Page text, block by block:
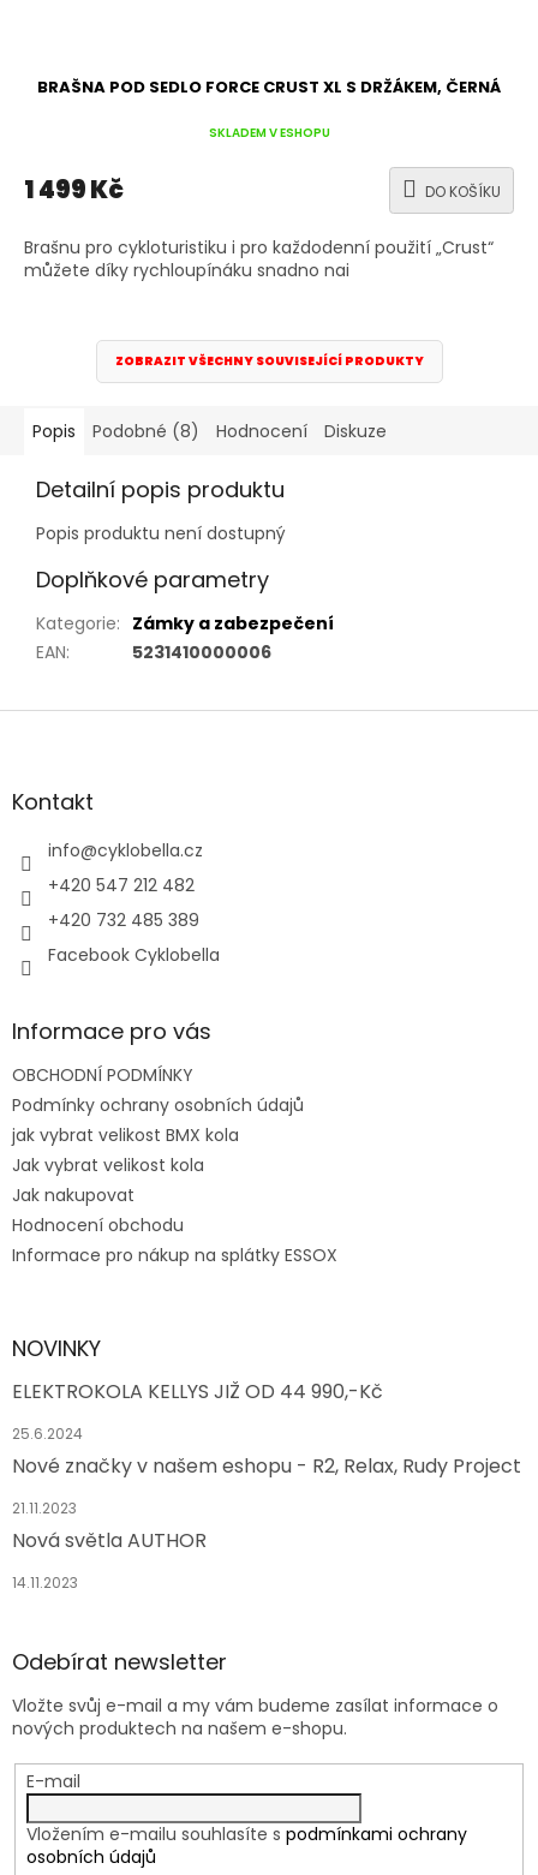
BRAŠNA POD SEDLO FORCE CRUST XL S DRŽÁKEM, ČERNÁ
SKLADEM V ESHOPU
1 499 Kč DO KOŠÍKU
Brašnu pro cykloturistiku i pro každodenní použití „Crust“
můžete díky rychloupínáku snadno nai
ZOBRAZIT VŠECHNY SOUVISEJÍCÍ PRODUKTY
Popis Podobné (8) Hodnocení Diskuze
Detailní popis produktu
Popis produktu není dostupný
Doplňkové parametry
Kategorie: Zámky a zabezpečení
EAN: 5231410000006
Z
aKontakt
info@cyklobella.cz
+420 547 212 482
+420 732 485 389
Facebook Cyklobella
Informace pro vás
OBCHODNÍ PODMÍNKY
Podmínky ochrany osobních údajů
jak vybrat velikost BMX kola
Jak vybrat velikost kola
Jak nakupovat
Hodnocení obchodu
Informace pro nákup na splátky ESSOX
NOVINKY
ELEKTROKOLA KELLYS JIŽ OD 44 990,-Kč
25.6.2024
Nové značky v našem eshopu - R2, Relax, Rudy Project
21.11.2023
Nová světla AUTHOR
14.11.2023
Odebírat newsletter
Vložte svůj e-mail a my vám budeme zasílat informace o
nových produktech na našem e-shopu.
E-mail
Vložením e-mailu souhlasíte s podmínkami ochrany
osobních údajů